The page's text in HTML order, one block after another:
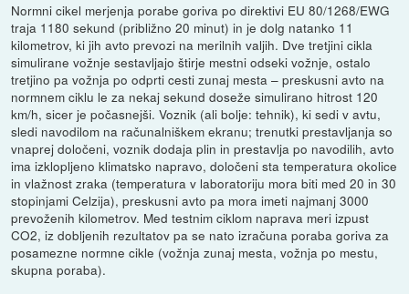
Normni cikel merjenja porabe goriva po direktivi EU 80/1268/EWG
traja 1180 sekund (približno 20 minut) in je dolg natanko 11
kilometrov, ki jih avto prevozi na merilnih valjih. Dve tretjini cikla
simulirane vožnje sestavljajo štirje mestni odseki vožnje, ostalo
tretjino pa vožnja po odprti cesti zunaj mesta – preskusni avto na
normnem ciklu le za nekaj sekund doseže simulirano hitrost 120
km/h, sicer je počasnejši. Voznik (ali bolje: tehnik), ki sedi v avtu,
sledi navodilom na računalniškem ekranu; trenutki prestavljanja so
vnaprej določeni, voznik dodaja plin in prestavlja po navodilih, avto
ima izklopljeno klimatsko napravo, določeni sta temperatura okolice
in vlažnost zraka (temperatura v laboratoriju mora biti med 20 in 30
stopinjami Celzija), preskusni avto pa mora imeti najmanj 3000
prevoženih kilometrov. Med testnim ciklom naprava meri izpust
CO2, iz dobljenih rezultatov pa se nato izračuna poraba goriva za
posamezne normne cikle (vožnja zunaj mesta, vožnja po mestu,
skupna poraba).